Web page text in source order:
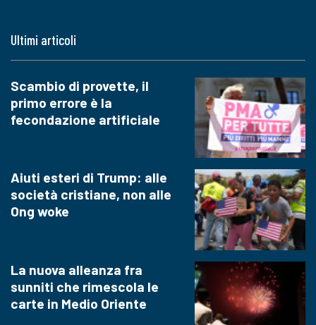
Ultimi articoli
Scambio di provette, il
primo errore è la
fecondazione artificiale
Aiuti esteri di Trump: alle
società cristiane, non alle
Ong woke
La nuova alleanza fra
sunniti che rimescola le
carte in Medio Oriente